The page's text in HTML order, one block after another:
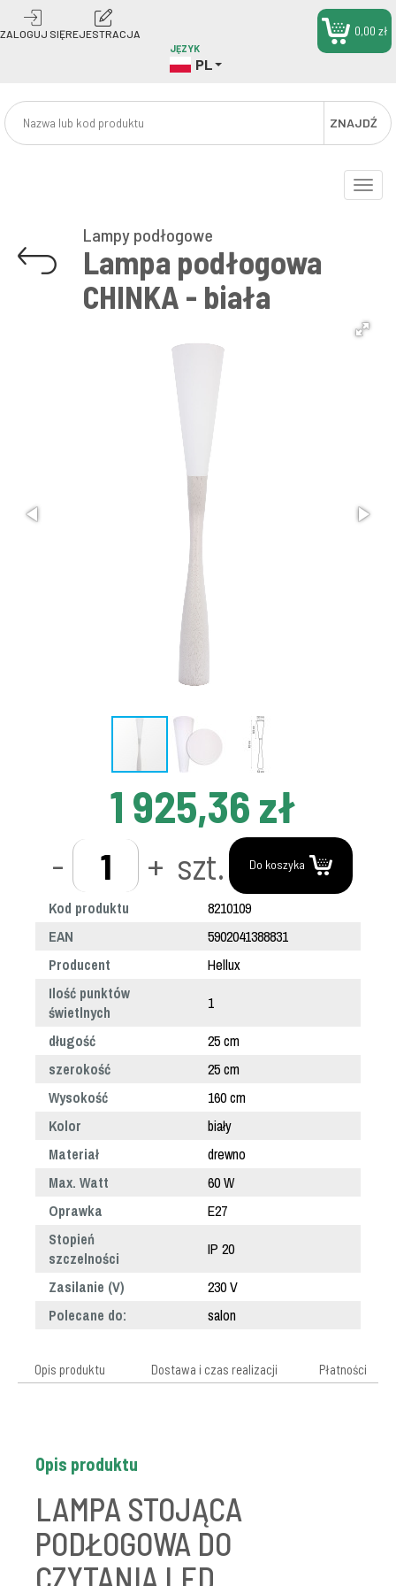
ZALOGUJ SIĘREJESTRACJA
JĘZYK
PL
ZNAJDŹ
0,00 zł
Toggle
Lampy podłogowe
Lampa podłogowa
CHINKA - biała
1 925,36 zł
- + szt. Do koszyka
Kod produktu
8210109
EAN
5902041388831
Producent
Hellux
Ilość punktów
świetlnych
1
długość
25 cm
szerokość
25 cm
Wysokość
160 cm
Kolor
biały
Materiał
drewno
Max. Watt
60 W
Oprawka
E27
Stopień
szczelności
IP 20
Zasilanie (V)
230 V
Polecane do:
salon
Opis produktu Dostawa i czas realizacji Płatności
Opis produktu
LAMPA STOJĄCA
PODŁOGOWA DO
CZYTANIA LED